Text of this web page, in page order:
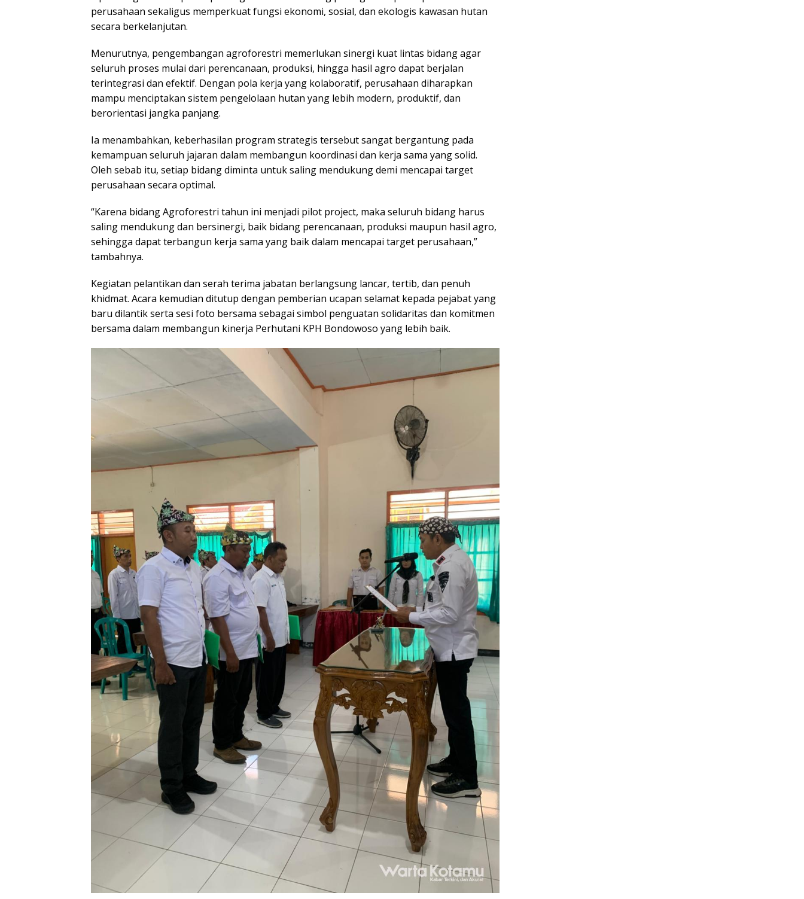
perusahaan sekaligus memperkuat fungsi ekonomi, sosial, dan ekologis kawasan hutan
secara berkelanjutan.
Menurutnya, pengembangan agroforestri memerlukan sinergi kuat lintas bidang agar
seluruh proses mulai dari perencanaan, produksi, hingga hasil agro dapat berjalan
terintegrasi dan efektif. Dengan pola kerja yang kolaboratif, perusahaan diharapkan
mampu menciptakan sistem pengelolaan hutan yang lebih modern, produktif, dan
berorientasi jangka panjang.
Ia menambahkan, keberhasilan program strategis tersebut sangat bergantung pada
kemampuan seluruh jajaran dalam membangun koordinasi dan kerja sama yang solid.
Oleh sebab itu, setiap bidang diminta untuk saling mendukung demi mencapai target
perusahaan secara optimal.
“Karena bidang Agroforestri tahun ini menjadi pilot project, maka seluruh bidang harus
saling mendukung dan bersinergi, baik bidang perencanaan, produksi maupun hasil agro,
sehingga dapat terbangun kerja sama yang baik dalam mencapai target perusahaan,”
tambahnya.
Kegiatan pelantikan dan serah terima jabatan berlangsung lancar, tertib, dan penuh
khidmat. Acara kemudian ditutup dengan pemberian ucapan selamat kepada pejabat yang
baru dilantik serta sesi foto bersama sebagai simbol penguatan solidaritas dan komitmen
bersama dalam membangun kinerja Perhutani KPH Bondowoso yang lebih baik.